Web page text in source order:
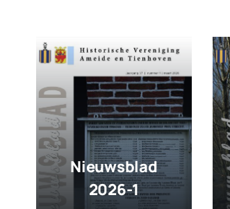
Nieuwsblad
2026-1